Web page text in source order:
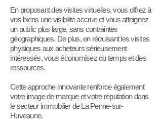
En proposant des visites virtuelles, vous offrez à
vos biens une visibilité accrue et vous atteignez
un public plus large, sans contraintes
géographiques. De plus, en réduisant les visites
physiques aux acheteurs sérieusement
intéressés, vous économisez du temps et des
ressources.
Cette approche innovante renforce également
votre image de marque et votre réputation dans
le secteur immobilier de La Penne-sur-
Huveaune.